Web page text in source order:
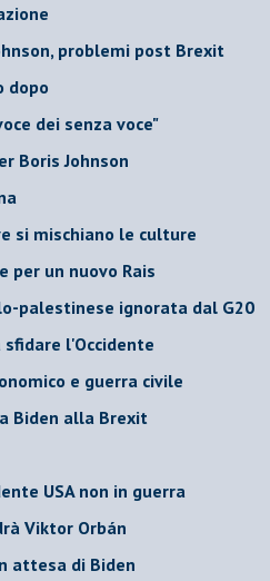
problemi post Brexit
dopo
dei senza voce"
Boris Johnson
si mischiano le culture
per un nuovo Rais
palestinese ignorata dal G20
sfidare l'Occidente
e guerra civile
Biden alla Brexit
USA non in guerra
Viktor Orbán
attesa di Biden